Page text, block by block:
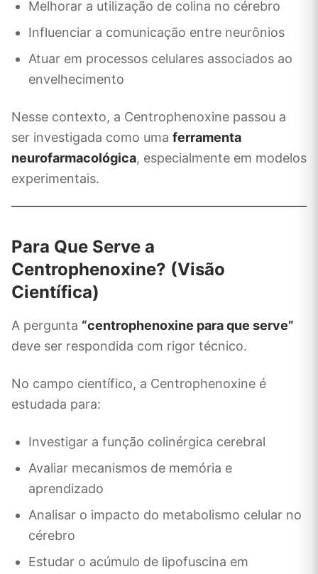
Melhorar a utilização de colina no cérebro
Influenciar a comunicação entre neurônios
Atuar em processos celulares associados ao
envelhecimento
Nesse contexto, a Centrophenoxine passou a
ser investigada como uma ferramenta
neurofarmacológica, especialmente em modelos
experimentais.
Para Que Serve a
Centrophenoxine? (Visão
Científica)
A pergunta “centrophenoxine para que serve”
deve ser respondida com rigor técnico.
No campo científico, a Centrophenoxine é
estudada para:
Investigar a função colinérgica cerebral
Avaliar mecanismos de memória e
aprendizado
Analisar o impacto do metabolismo celular no
cérebro
Estudar o acúmulo de lipofuscina em